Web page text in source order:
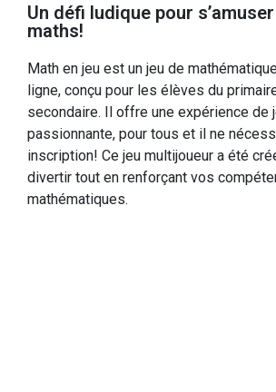
Un défi ludique pour
maths!
Math en jeu est un jeu de
ligne, conçu pour les élèves du
secondaire. Il offre une expérience de
passionnante, pour tous et il ne
inscription! Ce jeu multijoueur a été
divertir tout en renforçant vos
mathématiques.